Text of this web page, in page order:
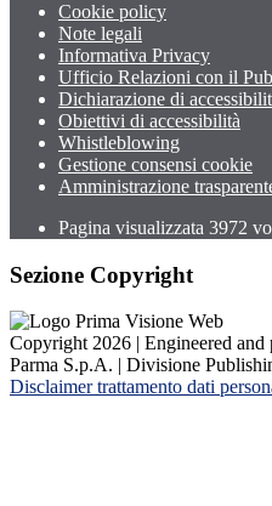
Cookie policy
Note legali
Informativa Privacy
Ufficio Relazioni con il
Dichiarazione di
Obiettivi di accessibilità
Whistleblowing
Gestione consensi cookie
Amministrazione
Pagina visualizzata 3972
Sezione Copyright
Copyright 2026 | Engineered
Parma S.p.A. | Divisione
Disclaimer trattamento dati